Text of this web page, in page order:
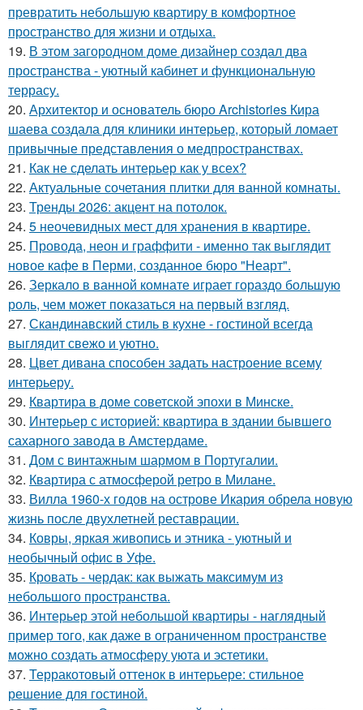
превратить небольшую квартиру в комфортное
пространство для жизни и отдыха.
19. В этом загородном доме дизайнер создал два
пространства - уютный кабинет и функциональную
террасу.
20. Архитектор и основатель бюро Archistories Кира
шаева создала для клиники интерьер, который ломает
привычные представления о медпространствах.
21. Как не сделать интерьер как у всех?
22. Актуальные сочетания плитки для ванной комнаты.
23. Тренды 2026: акцент на потолок.
24. 5 неочевидных мест для хранения в квартире.
25. Провода, неон и граффити - именно так выглядит
новое кафе в Перми, созданное бюро "Неарт".
26. Зеркало в ванной комнате играет гораздо большую
роль, чем может показаться на первый взгляд.
27. Скандинавский стиль в кухне - гостиной всегда
выглядит свежо и уютно.
28. Цвет дивана способен задать настроение всему
интерьеру.
29. Квартира в доме советской эпохи в Минске.
30. Интерьер с историей: квартира в здании бывшего
сахарного завода в Амстердаме.
31. Дом с винтажным шармом в Португалии.
32. Квартира с атмосферой ретро в Милане.
33. Вилла 1960-х годов на острове Икария обрела новую
жизнь после двухлетней реставрации.
34. Ковры, яркая живопись и этника - уютный и
необычный офис в Уфе.
35. Кровать - чердак: как выжать максимум из
небольшого пространства.
36. Интерьер этой небольшой квартиры - наглядный
пример того, как даже в ограниченном пространстве
можно создать атмосферу уюта и эстетики.
37. Терракотовый оттенок в интерьере: стильное
решение для гостиной.